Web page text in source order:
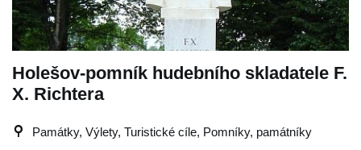
Holešov-pomník hudebního skladatele F.
X. Richtera
Památky, Výlety, Turistické cíle, Pomníky, památníky